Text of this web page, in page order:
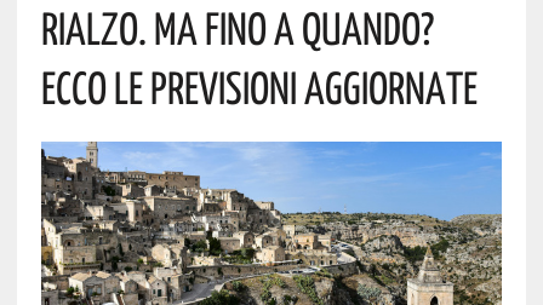
Rialzo. Ma Fino A Quando?
Ecco Le Previsioni Aggiornate